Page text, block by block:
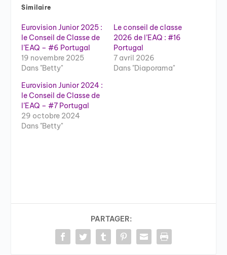
Similaire
Eurovision Junior 2025 :
le Conseil de Classe de
l’EAQ – #6 Portugal
19 novembre 2025
Dans "Betty"
Le conseil de classe
2026 de l’EAQ : #16
Portugal
7 avril 2026
Dans "Diaporama"
Eurovision Junior 2024 :
le Conseil de Classe de
l’EAQ – #7 Portugal
29 octobre 2024
Dans "Betty"
PARTAGER: